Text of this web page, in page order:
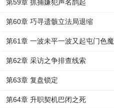
第59章 抓捕嫌犯声名鹊起
第60章 巧寻遗骸立法局退缩
第61章 一波未平一波又起屯门色魔
第62章 采访之争排查线索
第63章 复盘锁定
第64章 升职契机巴闭之死